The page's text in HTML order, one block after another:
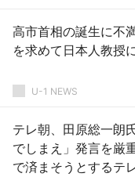
高市首相の誕生に不
を求めて日本人教授
U-1 NEWS
テレ朝、田原総一朗
でしまえ」発言を厳
で済まそうとするテ